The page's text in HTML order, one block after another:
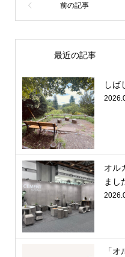
最近の記事
しば
オル
まし
「